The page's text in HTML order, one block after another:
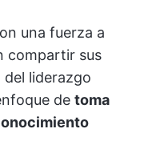
una fuerza a
compartir sus
del liderazgo
de toma